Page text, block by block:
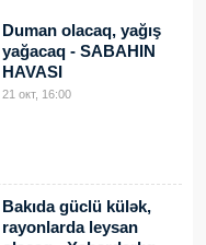
Duman olacaq, yağış
yağacaq - SABAHIN
HAVASI
21 окт, 16:00
Bakıda güclü külək,
rayonlarda leysan